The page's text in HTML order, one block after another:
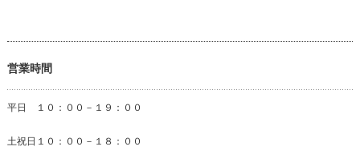
営業時間
平日 １０：００－１９：００
土祝日１０：００－１８：００